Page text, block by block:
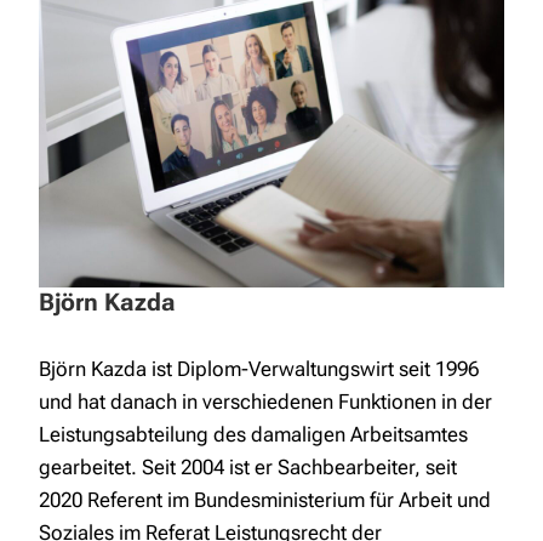
Björn Kazda
Björn Kazda ist Diplom-Verwaltungswirt seit 1996
und hat danach in verschiedenen Funktionen in der
Leistungsabteilung des damaligen Arbeitsamtes
gearbeitet. Seit 2004 ist er Sachbearbeiter, seit
2020 Referent im Bundesministerium für Arbeit und
Soziales im Referat Leistungsrecht der